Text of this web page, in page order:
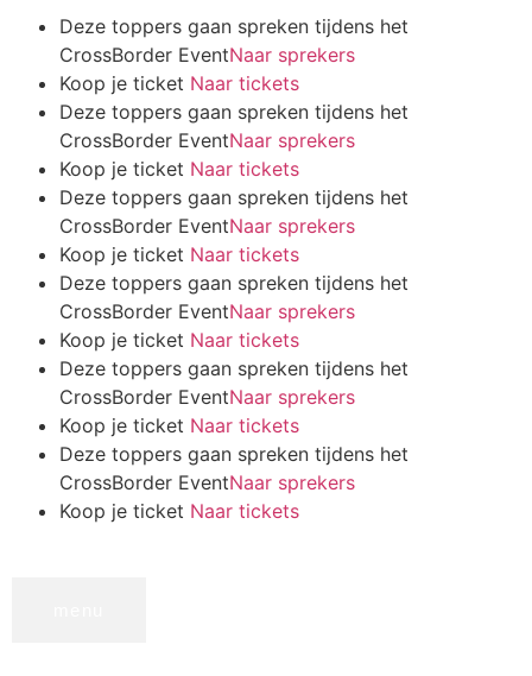
Deze toppers gaan spreken tijdens het
CrossBorder EventNaar sprekers
Koop je ticket Naar tickets
Deze toppers gaan spreken tijdens het
CrossBorder EventNaar sprekers
Koop je ticket Naar tickets
Deze toppers gaan spreken tijdens het
CrossBorder EventNaar sprekers
Koop je ticket Naar tickets
Deze toppers gaan spreken tijdens het
CrossBorder EventNaar sprekers
Koop je ticket Naar tickets
Deze toppers gaan spreken tijdens het
CrossBorder EventNaar sprekers
Koop je ticket Naar tickets
Deze toppers gaan spreken tijdens het
CrossBorder EventNaar sprekers
Koop je ticket Naar tickets